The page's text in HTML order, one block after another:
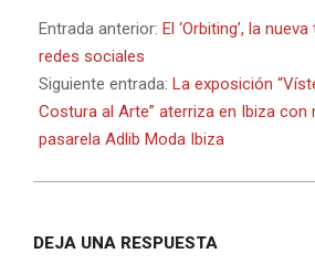
05-
03
Entrada anterior: El ‘Orbiting’, la
redes sociales
Siguiente entrada: La exposición
Costura al Arte” aterriza en Ibiza con
pasarela Adlib Moda Ibiza
DEJA UNA RESPUESTA